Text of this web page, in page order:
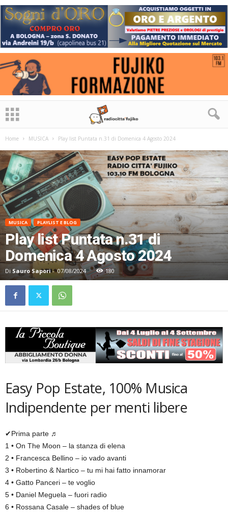
Home MUSICA Play list Puntata n.31 di Domenica 4 Agosto 2024
MUSICA PLAYLIST E BLOG
Play list Puntata n.31 di
Domenica 4 Agosto 2024
Di Sauro Sapori- 07/08/2024 180
Easy Pop Estate, 100% Musica
Indipendente per menti libere
✔Prima parte ♬
1 • On The Moon – la stanza di elena
2 • Francesca Bellino – io vado avanti
3 • Robertino & Nartico – tu mi hai fatto innamorar
4 • Gatto Panceri – te voglio
5 • Daniel Meguela – fuori radio
6 • Rossana Casale – shades of blue